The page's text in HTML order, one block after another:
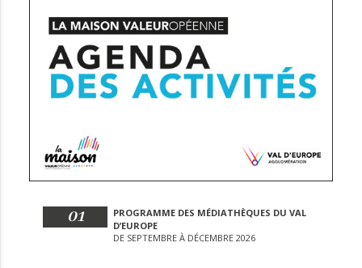
01
PROGRAMME DES MÉDIATHÈQUES DU VAL
D’EUROPE
DE SEPTEMBRE À DÉCEMBRE 2026